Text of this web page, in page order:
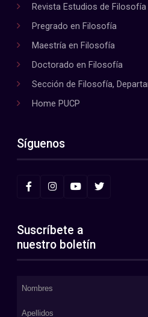
Revista Estudios de Filosofía
Pregrado en Filosofía
Maestría en Filosofía
Doctorado en Filosofía
Sección de Filosofía,
Home PUCP
Síguenos
Suscríbete a
nuestro boletín